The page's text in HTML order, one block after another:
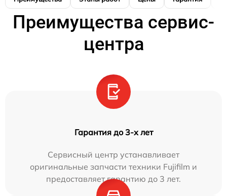
Преимущества сервис-
центра
Гарантия до 3-х лет
Сервисный центр устанавливает
оригинальные запчасти техники Fujifilm и
предоставляет гарантию до 3 лет.